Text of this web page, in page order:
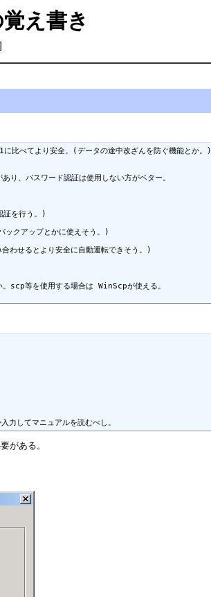
え書き
比べてより安全。(データの途中改ざんを防ぐ機能とか。)
パスワード認証は使用しない方がベター。
を行う。)
ックアップとかに使えそう。)
わせるとより安全に自動運転できそう。)
scp等を使用する場合は WinScpが使える。
力してマニュアルを読むべし。
がある。